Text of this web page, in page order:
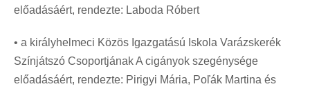
előadásáért, rendezte: Laboda Róbert
• a királyhelmeci Közös Igazgatású Iskola Varázskerék
Színjátszó Csoportjának A cigányok szegénysége
előadásáért, rendezte: Pirigyi Mária, Poľák Martina és